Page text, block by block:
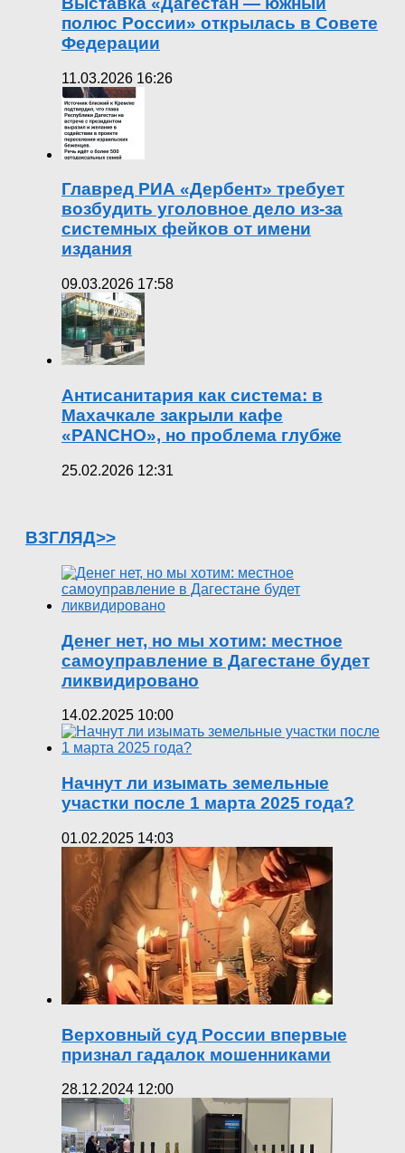
полюс России» открылась в Совете
Федерации
11.03.2026 16:26
Главред РИА «Дербент» требует
возбудить уголовное дело из-за
системных фейков от имени
издания
09.03.2026 17:58
Антисанитария как система: в
Махачкале закрыли кафе
«PANCHO», но проблема глубже
25.02.2026 12:31
ВЗГЛЯД>>
Денег нет, но мы хотим: местное
самоуправление в Дагестане будет
ликвидировано
14.02.2025 10:00
Начнут ли изымать земельные
участки после 1 марта 2025 года?
01.02.2025 14:03
Верховный суд России впервые
признал гадалок мошенниками
28.12.2024 12:00